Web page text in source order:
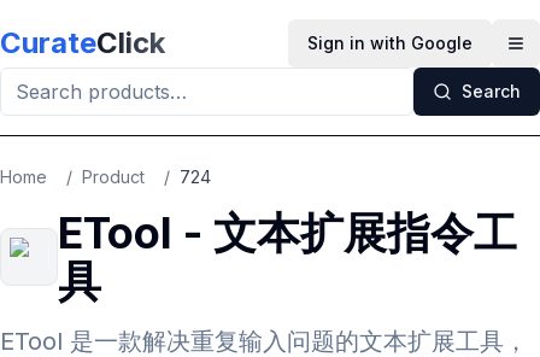
CurateClick Sign in with Google
Search
Home / Product / 724
ETool - 文本扩展指令工
具
ETool 是一款解决重复输入问题的文本扩展工具，